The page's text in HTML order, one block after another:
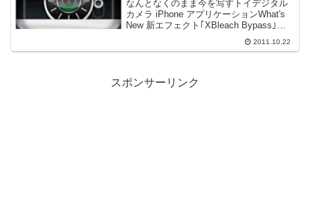
なんとなくのまま今を写すトイデジタル
カメラ iPhone アプリケーションWhat's
New 新エフェクト｢XBleach Bypass｣を
PhotoAppLinkに対応。 モニターの付け外
2011.10.22
スポンサーリンク